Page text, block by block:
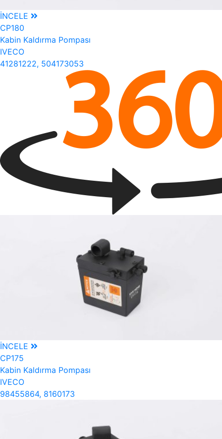
İNCELE
CP180
Kabin Kaldırma Pompası
IVECO
41281222, 504173053
İNCELE
CP175
Kabin Kaldırma Pompası
IVECO
98455864, 8160173